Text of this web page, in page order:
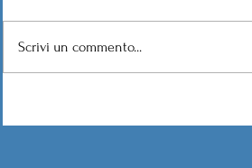
Scrivi un commento...